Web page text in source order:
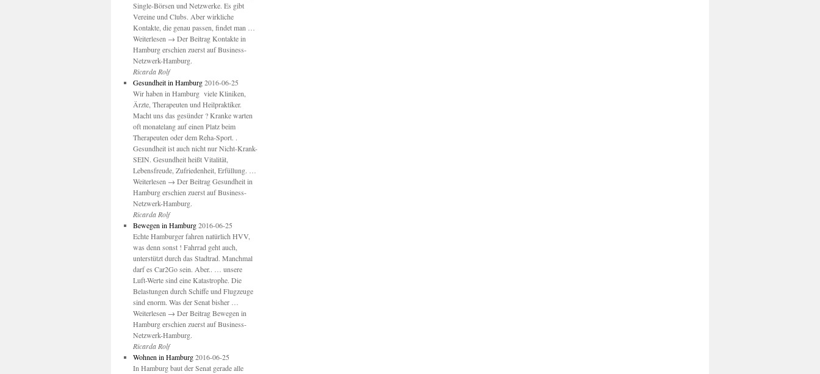
Single-Börsen und Netzwerke. Es gibt
Vereine und Clubs. Aber wirkliche
Kontakte, die genau passen, findet man …
Weiterlesen → Der Beitrag Kontakte in
Hamburg erschien zuerst auf Business-
Netzwerk-Hamburg.
Ricarda Rolf
Gesundheit in Hamburg 2016-06-25
Wir haben in Hamburg viele Kliniken,
Ärzte, Therapeuten und Heilpraktiker.
Macht uns das gesünder ? Kranke warten
oft monatelang auf einen Platz beim
Therapeuten oder dem Reha-Sport. .
Gesundheit ist auch nicht nur Nicht-Krank-
SEIN. Gesundheit heißt Vitalität,
Lebensfreude, Zufriedenheit, Erfüllung. …
Weiterlesen → Der Beitrag Gesundheit in
Hamburg erschien zuerst auf Business-
Netzwerk-Hamburg.
Ricarda Rolf
Bewegen in Hamburg 2016-06-25
Echte Hamburger fahren natürlich HVV,
was denn sonst ! Fahrrad geht auch,
unterstützt durch das Stadtrad. Manchmal
darf es Car2Go sein. Aber.. … unsere
Luft-Werte sind eine Katastrophe. Die
Belastungen durch Schiffe und Flugzeuge
sind enorm. Was der Senat bisher …
Weiterlesen → Der Beitrag Bewegen in
Hamburg erschien zuerst auf Business-
Netzwerk-Hamburg.
Ricarda Rolf
Wohnen in Hamburg 2016-06-25
In Hamburg baut der Senat gerade alle